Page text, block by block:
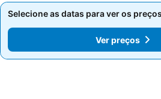
Selecione as datas para ver os
Ver preços
Selecione as datas para ver os
Ver preços